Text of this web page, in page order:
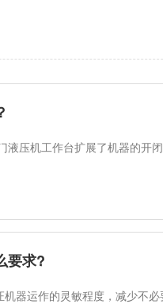
液压机工作台扩展了机器的
要求?
器运作的灵敏程度，减少不